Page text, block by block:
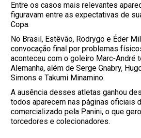
Entre os casos mais relevantes
figuravam entre as expectativas de
Copa.
No Brasil, Estêvão, Rodrygo e Éder
convocação final por problemas
aconteceu com o goleiro Marc-André
Alemanha, além de Serge Gnabry,
Simons e Takumi Minamino.
A ausência desses atletas ganhou
todos aparecem nas páginas oficiais
comercializado pela Panini, o que
torcedores e colecionadores.